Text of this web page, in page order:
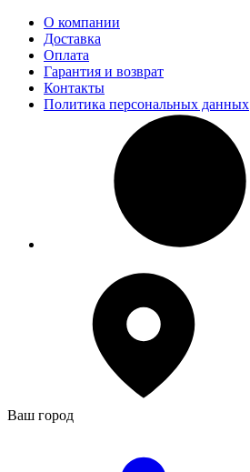
О компании
Доставка
Оплата
Гарантия и возврат
Контакты
Политика персональных данных
Ваш город